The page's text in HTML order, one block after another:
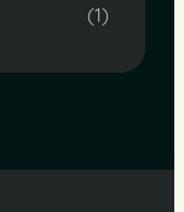
(1)